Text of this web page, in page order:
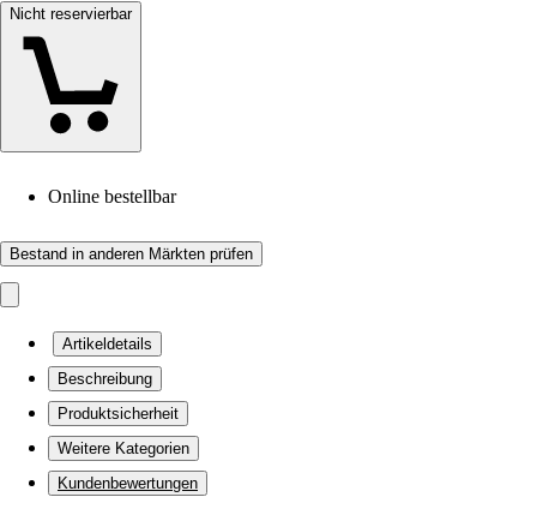
Nicht reservierbar
Online bestellbar
Bestand in anderen Märkten prüfen
Artikeldetails
Beschreibung
Produktsicherheit
Weitere Kategorien
Kundenbewertungen